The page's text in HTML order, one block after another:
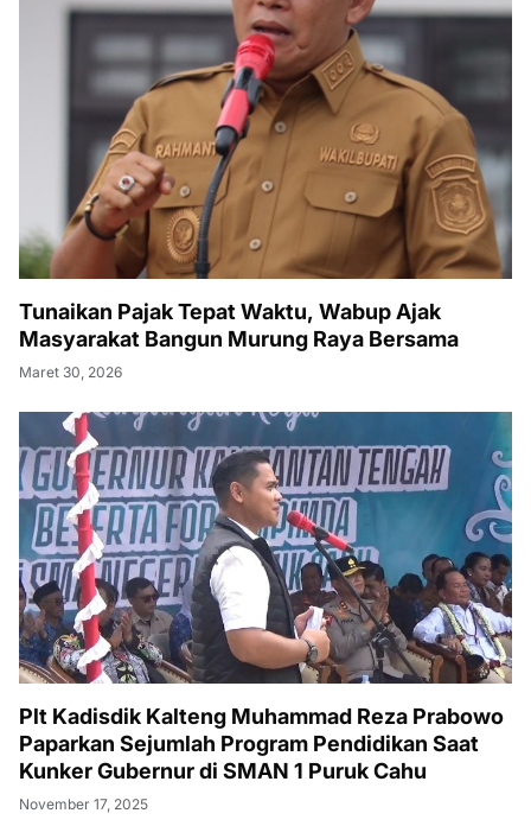
Tunaikan Pajak Tepat Waktu, Wabup Ajak
Masyarakat Bangun Murung Raya Bersama
Maret 30, 2026
Plt Kadisdik Kalteng Muhammad Reza Prabowo
Paparkan Sejumlah Program Pendidikan Saat
Kunker Gubernur di SMAN 1 Puruk Cahu
November 17, 2025